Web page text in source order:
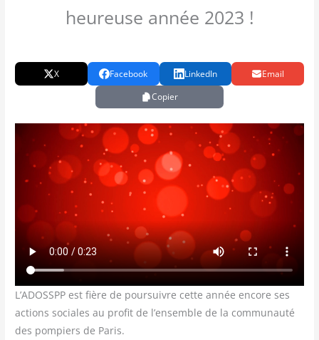
heureuse année 2023 !
X Facebook LinkedIn
Email
Copier
L’ADOSSPP est fière de poursuivre cette année encore ses
actions sociales au profit de l’ensemble de la communauté
des pompiers de Paris.